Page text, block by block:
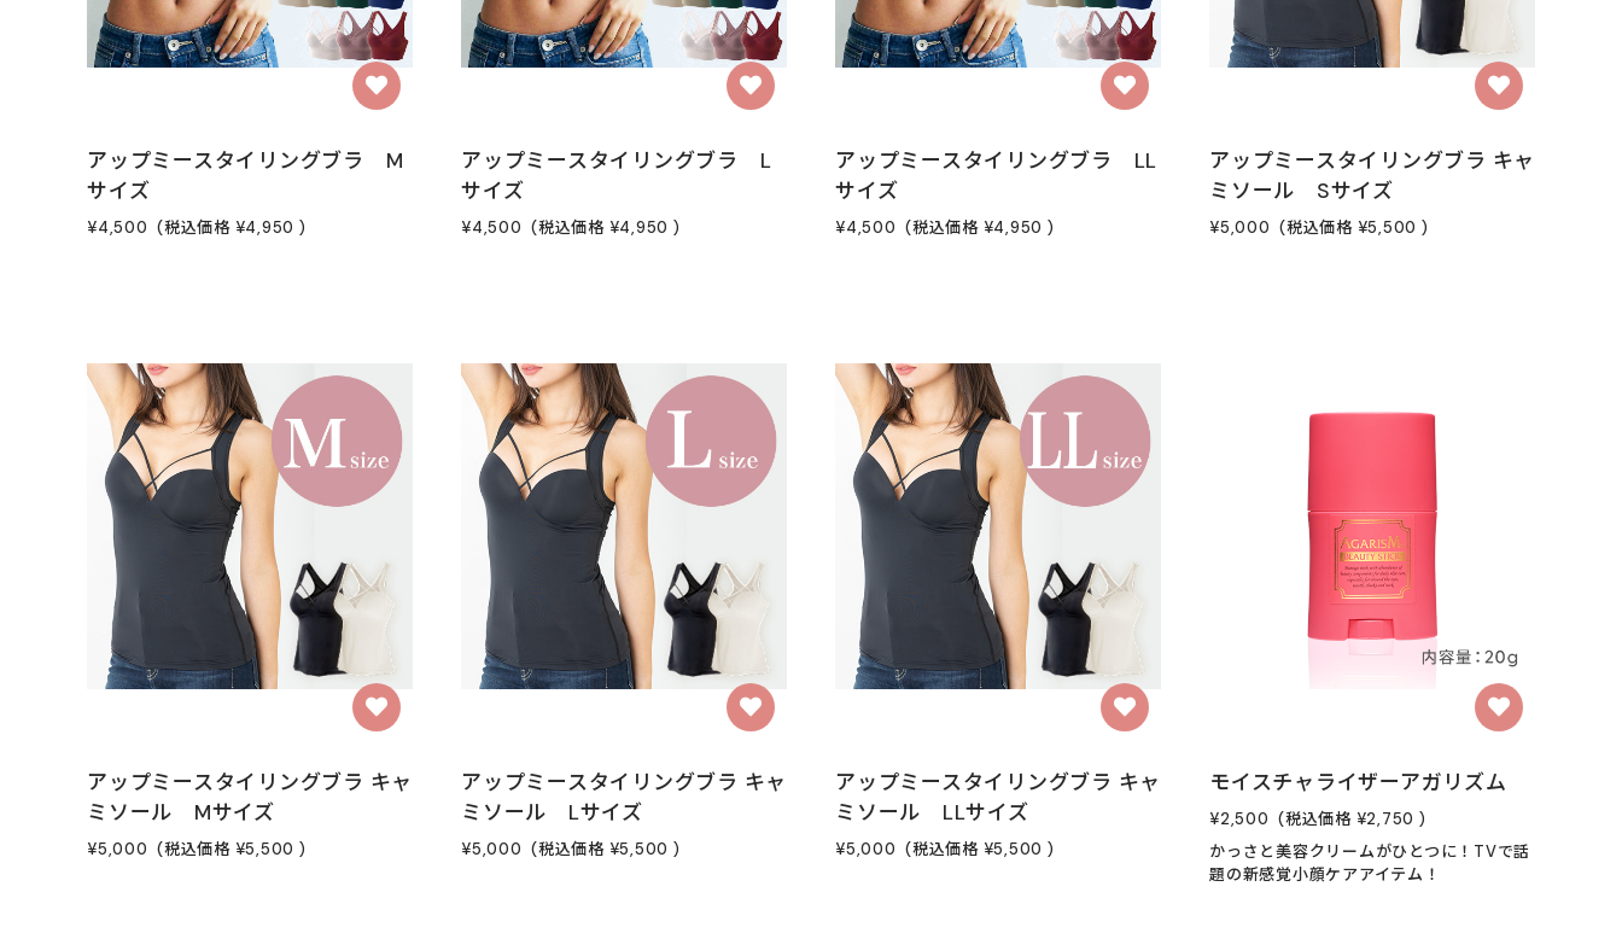
アップミースタイリングブラ M
サイズ
¥4,500 (税込価格 ¥4,950 )
アップミースタイリングブラ L
サイズ
¥4,500 (税込価格 ¥4,950 )
アップミースタイリングブラ LL
サイズ
¥4,500 (税込価格 ¥4,950 )
アップミースタイリングブラ キャ
ミソール Sサイズ
¥5,000 (税込価格 ¥5,500 )
アップミースタイリングブラ キャ
ミソール Mサイズ
¥5,000 (税込価格 ¥5,500 )
アップミースタイリングブラ キャ
ミソール Lサイズ
¥5,000 (税込価格 ¥5,500 )
アップミースタイリングブラ キャ
ミソール LLサイズ
¥5,000 (税込価格 ¥5,500 )
モイスチャライザーアガリズム
¥2,500 (税込価格 ¥2,750 )
かっさと美容クリームがひとつに！TVで話
題の新感覚小顔ケアアイテム！